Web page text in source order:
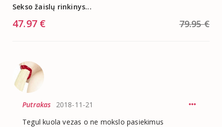
Sekso žaislų rinkinys...
47.97 € 79.95 €
Putrakas
2018-11-21
Tegul kuola vezas o ne mokslo pasiekimus